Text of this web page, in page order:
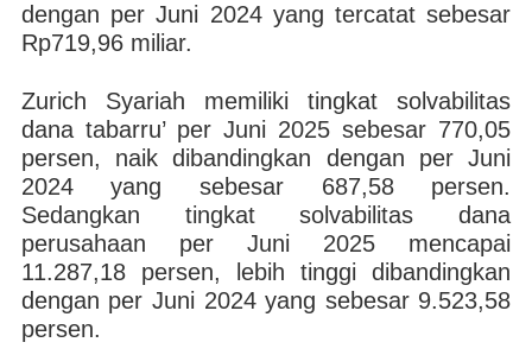
dengan per Juni 2024 yang tercatat sebesar
Rp719,96 miliar.
Zurich Syariah memiliki tingkat solvabilitas
dana tabarru’ per Juni 2025 sebesar 770,05
persen, naik dibandingkan dengan per Juni
2024 yang sebesar 687,58 persen.
Sedangkan tingkat solvabilitas dana
perusahaan per Juni 2025 mencapai
11.287,18 persen, lebih tinggi dibandingkan
dengan per Juni 2024 yang sebesar 9.523,58
persen.